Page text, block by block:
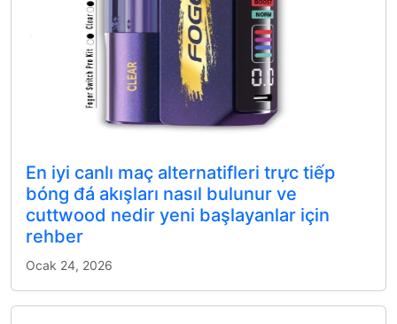
En iyi canlı maç alternatifleri trực tiếp
bóng đá akışları nasıl bulunur ve
cuttwood nedir yeni başlayanlar için
rehber
Ocak 24, 2026